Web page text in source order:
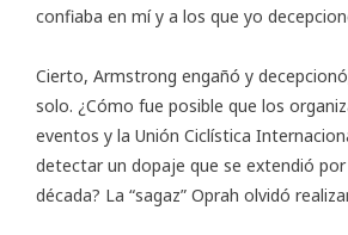
confiaba en mí y a los que yo
Cierto, Armstrong engañó y
solo. ¿Cómo fue posible que los
eventos y la Unión Ciclística
detectar un dopaje que se extendió
década? La “sagaz” Oprah olvidó